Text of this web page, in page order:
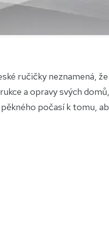
ručičky neznamená,
a opravy svých
počasí k tomu,